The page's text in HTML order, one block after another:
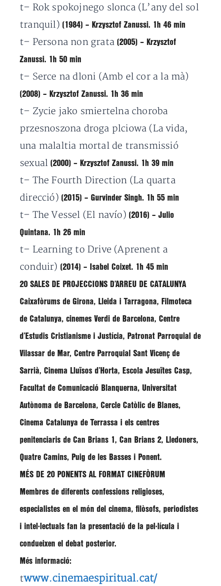
t– Rok spokojnego slonca (L’any del sol
tranquil) (1984) – Krzysztof Zanussi. 1h 46 min
t– Persona non grata(2005) – Krzysztof
Zanussi. 1h 50 min
t– Serce na dloni (Amb el cor a la mà)
(2008) – Krzysztof Zanussi. 1h 36 min
t– Zycie jako smiertelna choroba
przesnoszona droga plciowa (La vida,
una malaltia mortal de transmissió
sexual(2000) – Krzysztof Zanussi. 1h 39 min
t– The Fourth Direction (La quarta
direcció)(2015) – Gurvinder Singh. 1h 55 min
t– The Vessel (El navío)(2016) – Julio
Quintana. 1h 26 min
t– Learning to Drive (Aprenent a
conduir) (2014) – Isabel Coixet. 1h 45 min
20 SALES DE PROJECCIONS D’ARREU DE CATALUNYA
Caixafòrums de Girona, Lleida i Tarragona, Filmoteca
de Catalunya, cinemes Verdi de Barcelona, Centre
d’Estudis Cristianisme i Justícia, Patronat Parroquial de
Vilassar de Mar, Centre Parroquial Sant Vicenç de
Sarrià, Cinema Lluïsos d’Horta, Escola Jesuïtes Casp,
Facultat de Comunicació Blanquerna, Universitat
Autònoma de Barcelona, Cercle Catòlic de Blanes,
Cinema Catalunya de Terrassa i els centres
penitenciaris de Can Brians 1, Can Brians 2, Lledoners,
Quatre Camins, Puig de les Basses i Ponent.
MÉS DE 20 PONENTS AL FORMAT CINEFÒRUM
Membres de diferents confessions religioses,
especialistes en el món del cinema, filòsofs, periodistes
i intel·lectuals fan la presentació de la pel·lícula i
condueixen el debat posterior.
Més informació:
twww.cinemaespiritual.cat/